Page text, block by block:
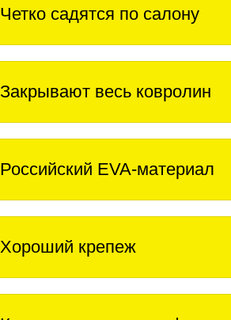
Четко садятся по салону
Закрывают весь ковролин
Российский EVA-материал
Хороший крепеж